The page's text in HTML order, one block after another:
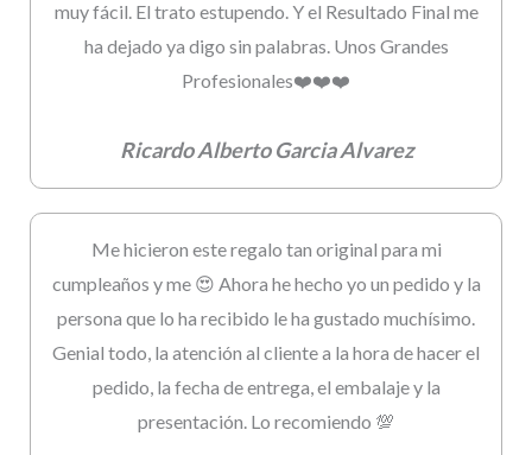
muy fácil. El trato estupendo. Y el Resultado Final me
ha dejado ya digo sin palabras. Unos Grandes
Profesionales❤️❤️❤️
Ricardo Alberto Garcia Alvarez
Me hicieron este regalo tan original para mi
cumpleaños y me 😍 Ahora he hecho yo un pedido y la
persona que lo ha recibido le ha gustado muchísimo.
Genial todo, la atención al cliente a la hora de hacer el
pedido, la fecha de entrega, el embalaje y la
presentación. Lo recomiendo 💯